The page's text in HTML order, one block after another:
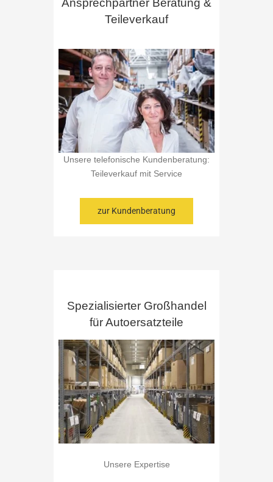
Teileverkauf
Unsere telefonische Kundenberatung:
Teileverkauf mit Service
zur Kundenberatung
Spezialisierter Großhandel
für Autoersatzteile
Unsere Expertise